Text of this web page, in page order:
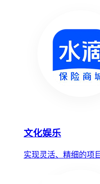
文化娱乐
实现灵活、精细的项